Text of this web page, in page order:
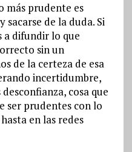
más prudente es
sacarse de la duda. Si
a difundir lo que
sin un
de la certeza de esa
incertidumbre,
cosa que
ser prudentes con lo
en las redes